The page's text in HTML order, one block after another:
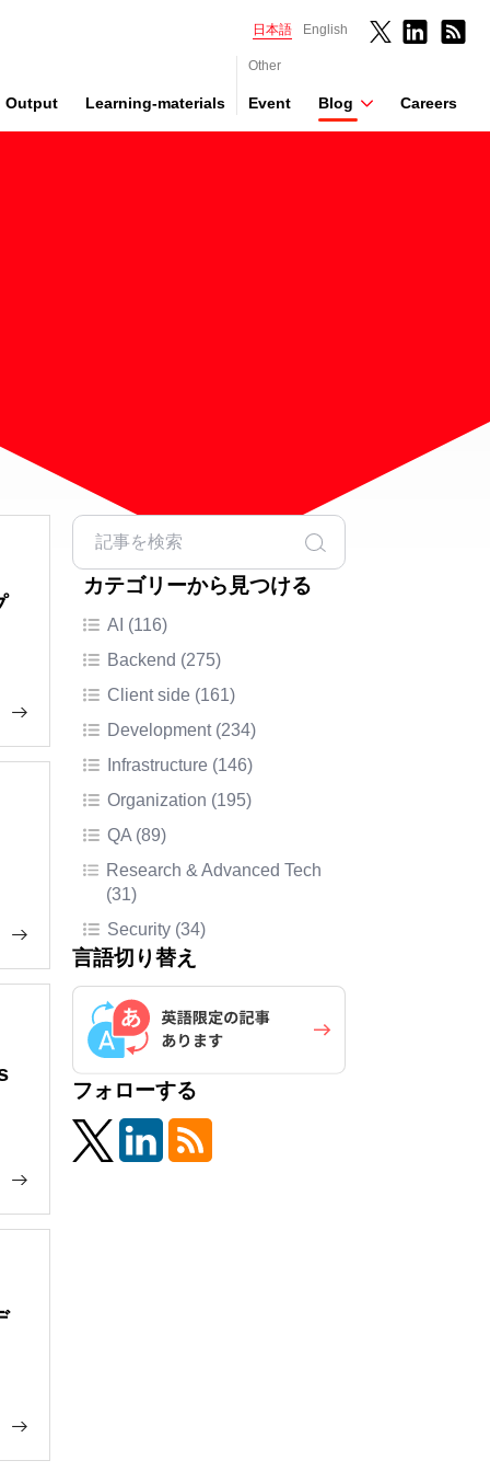
日本語 English
Output Learning-materials
Other
Event Blog Careers
カテゴリーから見つける
AI (116)
Backend (275)
Client side (161)
Development (234)
Infrastructure (146)
Organization (195)
QA (89)
Research & Advanced Tech
(31)
Security (34)
言語切り替え
フォローする